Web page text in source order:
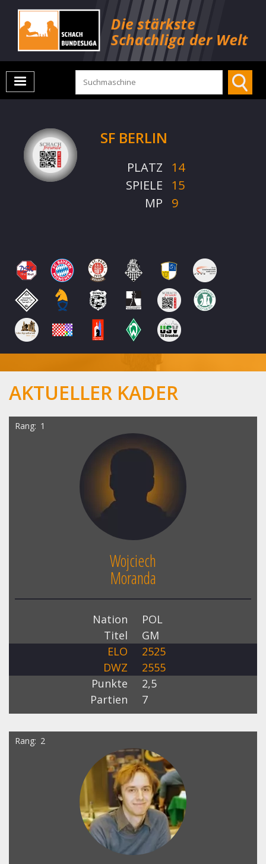
SF BERLIN
PLATZ
14
SPIELE
15
MP
9
AKTUELLER KADER
Rang 1
Wojciech
Moranda
Nation
POL
Titel
GM
ELO
2525
DWZ
2555
Punkte
2,5
Partien
7
Rang 2